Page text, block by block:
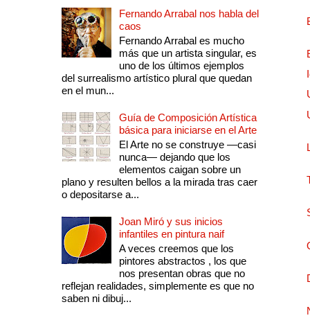
Fernando Arrabal nos habla del
caos
Fernando Arrabal es mucho
más que un artista singular, es
uno de los últimos ejemplos
del surrealismo artístico plural que quedan
en el mun...
Guía de Composición Artística
básica para iniciarse en el Arte
El Arte no se construye —casi
nunca— dejando que los
elementos caigan sobre un
plano y resulten bellos a la mirada tras caer
o depositarse a...
Joan Miró y sus inicios
infantiles en pintura naif
A veces creemos que los
pintores abstractos , los que
nos presentan obras que no
reflejan realidades, simplemente es que no
saben ni dibuj...